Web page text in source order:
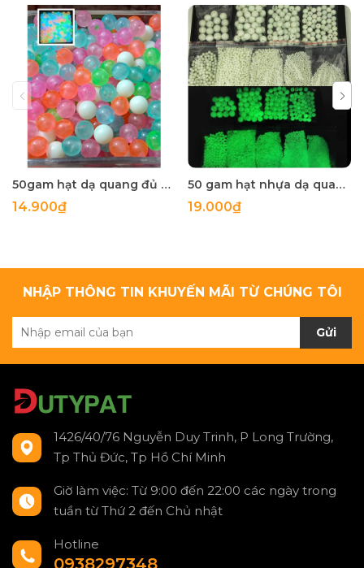
50gam hạt dạ quang đủ màu 6mm, 8mm, 10mm, 12mm, hạt nhựa tròn
14.900₫
50 gam hạt nhựa dạ quang tròn đủ size 4mm, 5mm, 6mm, 8mm, 10mm, 12mm, 14mm, 16mm ,18mm , 10mm, 22mm, 25mm
19.000₫
NHẬP THÔNG TIN KHUYẾN MÃI TỪ CHÚNG TÔI
Gửi
1426/40/76 Nguyễn Duy Trinh, P Long Trường,
Tp Thủ Đức, Tp Hồ Chí Minh
Giờ làm việc: Từ 9:00 đến 22:00 các ngày trong
tuần từ Thứ 2 đến Chủ nhật
Hotline